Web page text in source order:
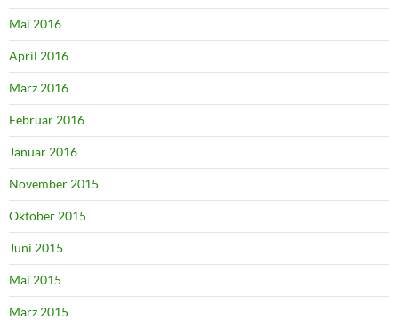
Mai 2016
April 2016
März 2016
Februar 2016
Januar 2016
November 2015
Oktober 2015
Juni 2015
Mai 2015
März 2015